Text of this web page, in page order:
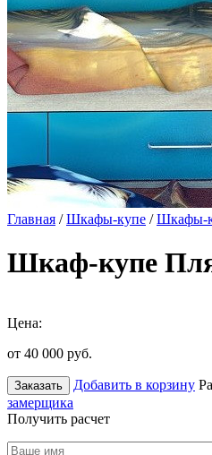
Главная /Шкафы-купе /Шкафы-
Шкаф-купе
Цена:
от 40 000 руб.
Заказать Добавить в корзину
замерщика
Получить расчет